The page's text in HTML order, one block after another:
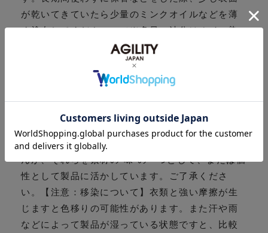
が乾いてきていたら少量のミンクオイルなどを薄
く塗布してください。（※多量の油分はオイル染
みやコシの抜け等、革の風合いを損ねる原因とな
りますので、過度な塗布は十分ご注意下さい。）
【注意：革の表面について】「革らしい革」を追
為、多少色ブレが生じることがあります。また革
本来が持っている傷、トラ、血筋などは隠せませ
んが、それらを素材の“味”の一つとして、または個
性として製品に活かしています。ご了承くださ
い。【注意：移染について】衣類と強い摩擦が生
じますと色移りの可能性があります。また汗や雨
などによって製品が湿っている状態ですと、比較